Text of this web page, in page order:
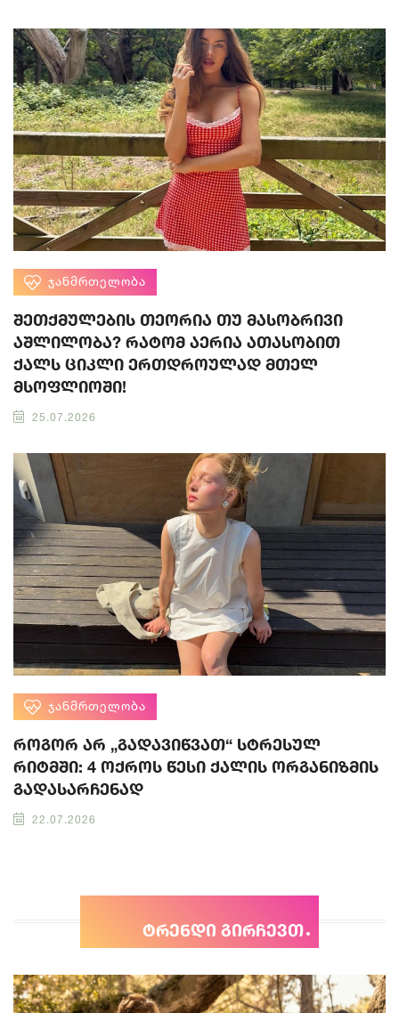
ᲯᲐᲜᲛᲠᲗᲔᲚᲝᲑᲐ
შეთქმულების თეორია თუ მასობრივი
აშლილობა? რატომ აერია ათასობით
ქალს ციკლი ერთდროულად მთელ
მსოფლიოში!
25.07.2026
ᲯᲐᲜᲛᲠᲗᲔᲚᲝᲑᲐ
როგორ არ „გადავიწვათ“ სტრესულ
რიტმში: 4 ოქროს წესი ქალის ორგანიზმის
გადასარჩენად
22.07.2026
ტრენდი გირჩევთ